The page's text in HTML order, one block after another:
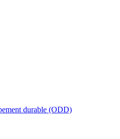
durable (ODD)